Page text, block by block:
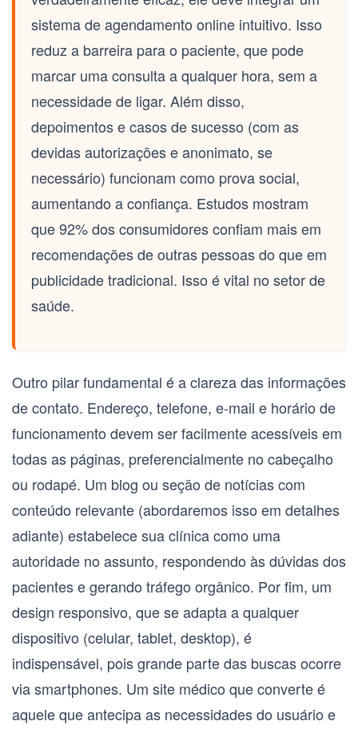
sistema de agendamento online intuitivo. Isso
reduz a barreira para o paciente, que pode
marcar uma consulta a qualquer hora, sem a
necessidade de ligar. Além disso,
depoimentos e casos de sucesso (com as
devidas autorizações e anonimato, se
necessário) funcionam como prova social,
aumentando a confiança. Estudos mostram
que 92% dos consumidores confiam mais em
recomendações de outras pessoas do que em
publicidade tradicional. Isso é vital no setor de
saúde.
Outro pilar fundamental é aclareza das informações
de contato. Endereço, telefone, e-mail e horário de
funcionamento devem ser facilmente acessíveis em
todas as páginas, preferencialmente no cabeçalho
ou rodapé. Um blog ou seção de notícias com
conteúdo relevante (abordaremos isso em detalhes
adiante) estabelece sua clínica como uma
autoridade no assunto, respondendo às dúvidas dos
pacientes e gerando tráfego orgânico. Por fim, um
design responsivo, que se adapta a qualquer
dispositivo (celular, tablet, desktop), é
indispensável, pois grande parte das buscas ocorre
via smartphones. Um site médico que converteé
aquele que antecipa as necessidades do usuário e